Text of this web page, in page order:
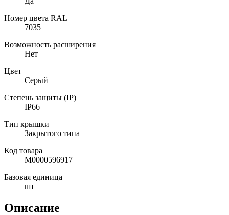
Номер цвета RAL
7035
Возможность расширения
Нет
Цвет
Серый
Степень защиты (IP)
IP66
Тип крышки
Закрытого типа
Код товара
М0000596917
Базовая единица
шт
Описание